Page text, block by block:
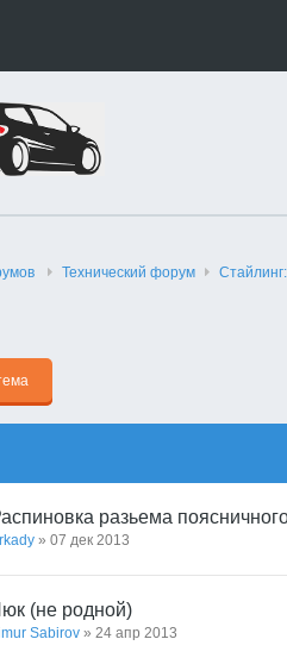
Технический форyм
разьема
» 07 дек 2013
(не родной)
Sabirov » 24 апр 2013